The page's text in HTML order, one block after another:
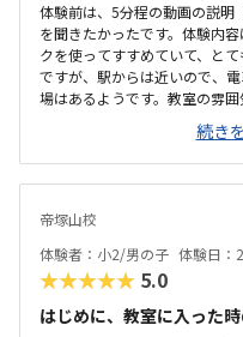
体験前は、5分程の動画の説明
を聞きたかったです。体験内
クを使ってすすめていて、と
ですが、駅からは近いので、
場はあるようです。教室の雰
いです。いくつか部屋がある
です。料金の説明はなく、資
ても仕方ないのかなと思いま
対応してもらえます。80分は
続き
帝塚山校
体験者：小2/男の子 体験日：
★★★★★ 5.0
はじめに、教室に入った